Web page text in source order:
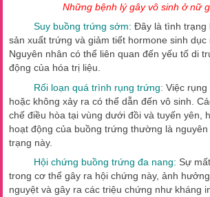
Những bệnh lý gây vô sinh ở nữ
Suy buồng trứng sớm: Đây là tình trạng
sản xuất trứng và giảm tiết hormone sinh
Nguyên nhân có thể liên quan đến yếu tố di
động của hóa trị liệu.
Rối loạn quá trình rụng trứng: Việc
hoặc không xảy ra có thể dẫn đến vô sinh.
chế điều hòa tại vùng dưới đồi và tuyến yên,
hoạt động của buồng trứng thường là
trạng này.
Hội chứng buồng trứng đa nang: Sự
trong cơ thể gây ra hội chứng này, ảnh
nguyệt và gây ra các triệu chứng như kháng